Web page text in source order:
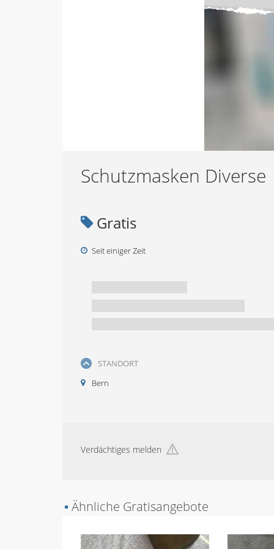
Schutzmasken Diverse
Gratis
Seit einiger Zeit
STANDORT
Bern
Verdächtiges melden
▪ Ähnliche Gratisangebote